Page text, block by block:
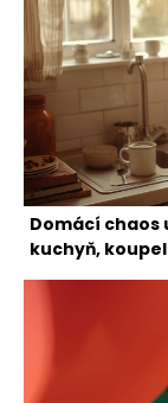
Domácí chaos
kuchyň,